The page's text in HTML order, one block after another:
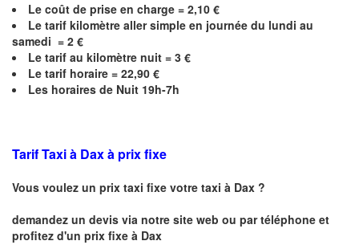
Le coût de prise en charge = 2,10 €
Le tarif kilomètre aller simple en journée du lundi au
samedi = 2 €
Le tarif au kilomètre nuit = 3 €
Le tarif horaire = 22,90 €
Les horaires de Nuit 19h-7h
Tarif Taxi à Dax à prix fixe
Vous voulez un prix taxi fixe votre taxi à Dax ?
demandez un devis via notre site web ou par téléphone et
profitez d'un prix fixe à Dax